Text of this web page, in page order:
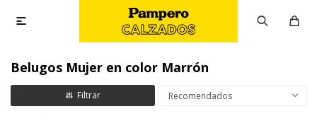

Belugos Mujer en color Marrón
Recomendados